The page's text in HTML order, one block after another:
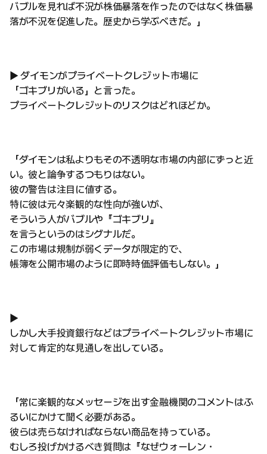
バブルを見れば不況が株価暴落を作ったのではなく株価暴
落が不況を促進した。歴史から学ぶべきだ。」
▶ ダイモンがプライベートクレジット市場に
「ゴキブリがいる」と言った。
プライベートクレジットのリスクはどれほどか。
「ダイモンは私よりもその不透明な市場の内部にずっと近
い。彼と論争するつもりはない。
彼の警告は注目に値する。
特に彼は元々楽観的な性向が強いが、
そういう人がバブルや『ゴキブリ』
を言うというのはシグナルだ。
この市場は規制が弱くデータが限定的で、
帳簿を公開市場のように即時時価評価もしない。」
▶
しかし大手投資銀行などはプライベートクレジット市場に
対して肯定的な見通しを出している。
「常に楽観的なメッセージを出す金融機関のコメントはふ
るいにかけて聞く必要がある。
彼らは売らなければならない商品を持っている。
むしろ投げかけるべき質問は『なぜウォーレン・